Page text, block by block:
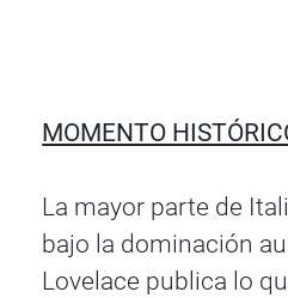
MOMENTO
La mayor parte de
bajo la dominación
Lovelace publica lo